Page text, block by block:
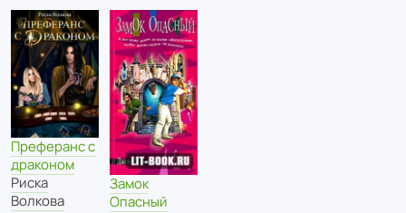
Преферанс с
драконом
Риска
Волкова
Замок
Опасный